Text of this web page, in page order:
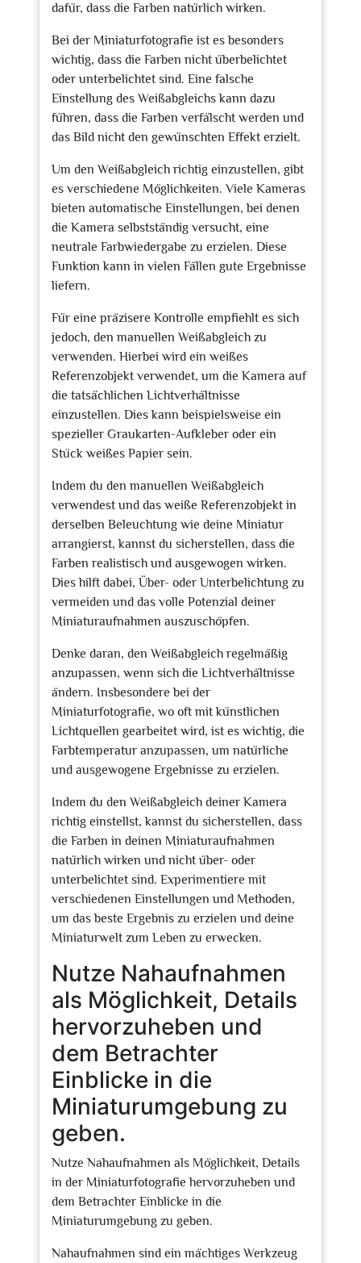
dafür, dass die Farben natürlich wirken.
Bei der Miniaturfotografie ist es besonders
wichtig, dass die Farben nicht überbelichtet
oder unterbelichtet sind. Eine falsche
Einstellung des Weißabgleichs kann dazu
führen, dass die Farben verfälscht werden und
das Bild nicht den gewünschten Effekt erzielt.
Um den Weißabgleich richtig einzustellen, gibt
es verschiedene Möglichkeiten. Viele Kameras
bieten automatische Einstellungen, bei denen
die Kamera selbstständig versucht, eine
neutrale Farbwiedergabe zu erzielen. Diese
Funktion kann in vielen Fällen gute Ergebnisse
liefern.
Für eine präzisere Kontrolle empfiehlt es sich
jedoch, den manuellen Weißabgleich zu
verwenden. Hierbei wird ein weißes
Referenzobjekt verwendet, um die Kamera auf
die tatsächlichen Lichtverhältnisse
einzustellen. Dies kann beispielsweise ein
spezieller Graukarten-Aufkleber oder ein
Stück weißes Papier sein.
Indem du den manuellen Weißabgleich
verwendest und das weiße Referenzobjekt in
derselben Beleuchtung wie deine Miniatur
arrangierst, kannst du sicherstellen, dass die
Farben realistisch und ausgewogen wirken.
Dies hilft dabei, Über- oder Unterbelichtung zu
vermeiden und das volle Potenzial deiner
Miniaturaufnahmen auszuschöpfen.
Denke daran, den Weißabgleich regelmäßig
anzupassen, wenn sich die Lichtverhältnisse
ändern. Insbesondere bei der
Miniaturfotografie, wo oft mit künstlichen
Lichtquellen gearbeitet wird, ist es wichtig, die
Farbtemperatur anzupassen, um natürliche
und ausgewogene Ergebnisse zu erzielen.
Indem du den Weißabgleich deiner Kamera
richtig einstellst, kannst du sicherstellen, dass
die Farben in deinen Miniaturaufnahmen
natürlich wirken und nicht über- oder
unterbelichtet sind. Experimentiere mit
verschiedenen Einstellungen und Methoden,
um das beste Ergebnis zu erzielen und deine
Miniaturwelt zum Leben zu erwecken.
Nutze Nahaufnahmen
als Möglichkeit, Details
hervorzuheben und
dem Betrachter
Einblicke in die
Miniaturumgebung zu
geben.
Nutze Nahaufnahmen als Möglichkeit, Details
in der Miniaturfotografie hervorzuheben und
dem Betrachter Einblicke in die
Miniaturumgebung zu geben.
Nahaufnahmen sind ein mächtiges Werkzeug